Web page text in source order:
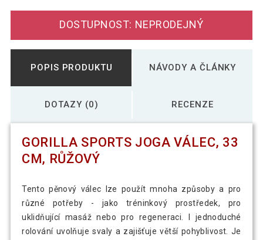
DOSTUPNOST: NEPRODEJNÝ
POPIS PRODUKTU NÁVODY A ČLÁNKY
DOTAZY (0) RECENZE
GORILLA SPORTS JOGA VÁLEC, 33
CM, RŮŽOVÝ
Tento pěnový válec lze použít mnoha způsoby a pro
různé potřeby - jako tréninkový prostředek, pro
uklidňující masáž nebo pro regeneraci. I jednoduché
rolování uvolňuje svaly a zajišťuje větší pohyblivost. Je